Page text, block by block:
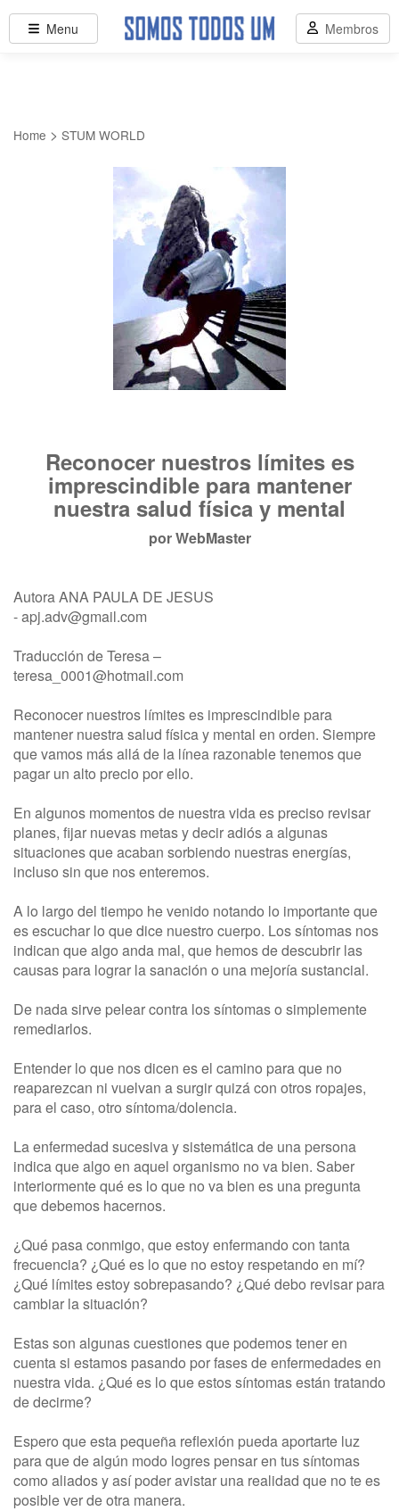
Home > STUM WORLD
Reconocer nuestros límites es
imprescindible para mantener
nuestra salud física y mental
porWebMaster
Autora ANA PAULA DE JESUS
-apj.adv@gmail.com
Traducción de Teresa –
teresa_0001@hotmail.com
Reconocer nuestros límites es imprescindible para
mantener nuestra salud física y mental en orden. Siempre
que vamos más allá de la línea razonable tenemos que
pagar un alto precio por ello.
En algunos momentos de nuestra vida es preciso revisar
planes, fijar nuevas metas y decir adiós a algunas
situaciones que acaban sorbiendo nuestras energías,
incluso sin que nos enteremos.
A lo largo del tiempo he venido notando lo importante que
es escuchar lo que dice nuestro cuerpo. Los síntomas nos
indican que algo anda mal, que hemos de descubrir las
causas para lograr la sanación o una mejoría sustancial.
De nada sirve pelear contra los síntomas o simplemente
remediarlos.
Entender lo que nos dicen es el camino para que no
reaparezcan ni vuelvan a surgir quizá con otros ropajes,
para el caso, otro síntoma/dolencia.
La enfermedad sucesiva y sistemática de una persona
indica que algo en aquel organismo no va bien. Saber
interiormente qué es lo que no va bien es una pregunta
que debemos hacernos.
¿Qué pasa conmigo, que estoy enfermando con tanta
frecuencia? ¿Qué es lo que no estoy respetando en mí?
¿Qué límites estoy sobrepasando? ¿Qué debo revisar para
cambiar la situación?
Estas son algunas cuestiones que podemos tener en
cuenta si estamos pasando por fases de enfermedades en
nuestra vida. ¿Qué es lo que estos síntomas están tratando
de decirme?
Espero que esta pequeña reflexión pueda aportarte luz
para que de algún modo logres pensar en tus síntomas
como aliados y así poder avistar una realidad que no te es
posible ver de otra manera.
Menu Membros